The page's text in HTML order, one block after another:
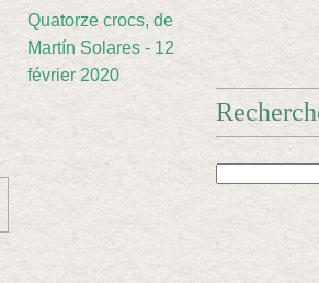
Quatorze crocs, de
Martín Solares - 12
février 2020